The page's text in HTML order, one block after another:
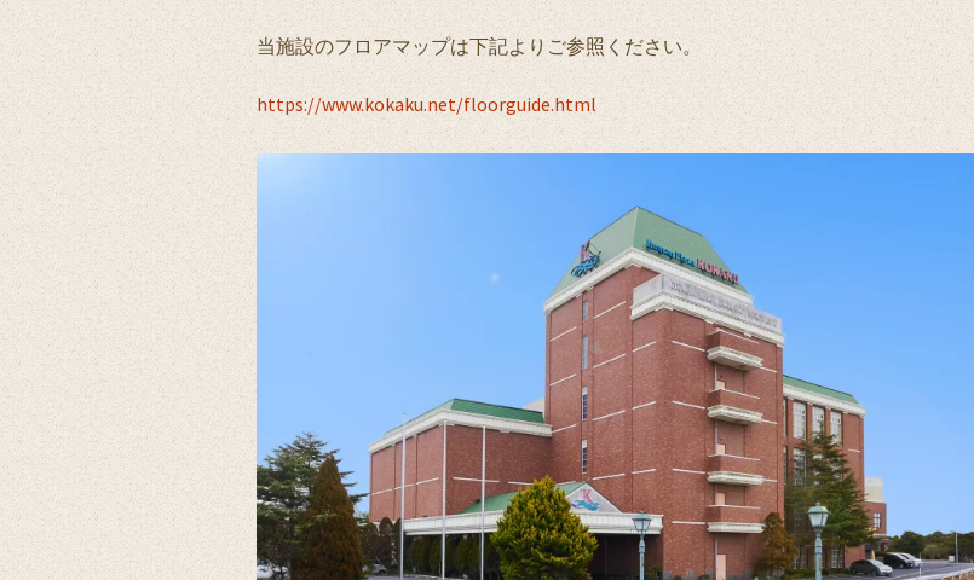
当施設のフロアマップは下記よりご参照ください。
https://www.kokaku.net/floorguide.html